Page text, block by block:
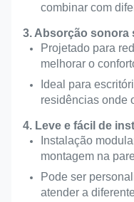
combinar com
3. Absorção sonora
Projetado para
melhorar o
Ideal para
residências onde
4. Leve e fácil de
Instalação
montagem na
Pode ser
atender a